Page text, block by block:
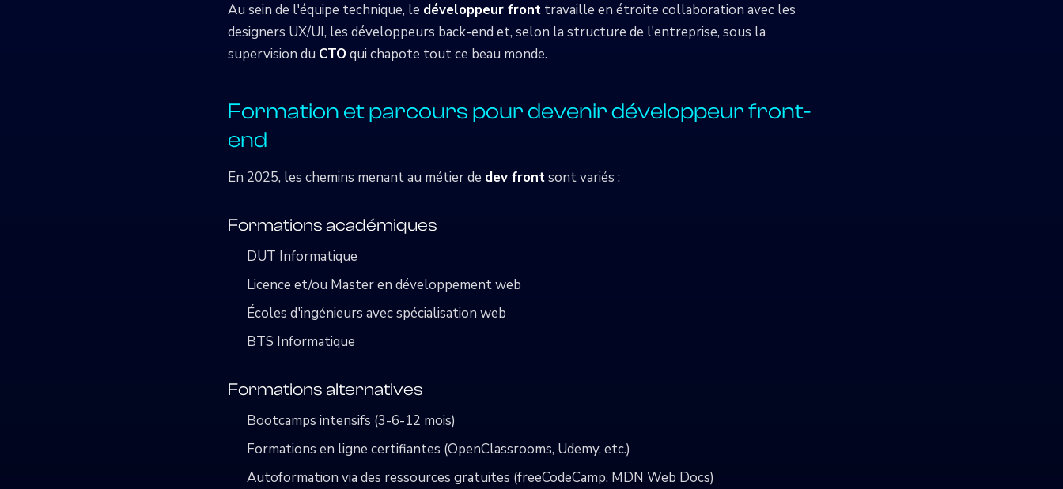
Au sein de l'équipe technique, le développeur front travaille en étroite collaboration avec les
designers UX/UI, les développeurs back-end et, selon la structure de l'entreprise, sous la
supervision du CTOqui chapote tout ce beau monde.
Formation et parcours pour devenir développeur front-
end
En 2025, les chemins menant au métier de dev frontsont variés :
Formations académiques
DUT Informatique
Licence et/ou Master en développement web
Écoles d'ingénieurs avec spécialisation web
BTS Informatique
Formations alternatives
Bootcamps intensifs (3-6-12 mois)
Formations en ligne certifiantes (OpenClassrooms, Udemy, etc.)
Autoformation via des ressources gratuites (freeCodeCamp, MDN Web Docs)